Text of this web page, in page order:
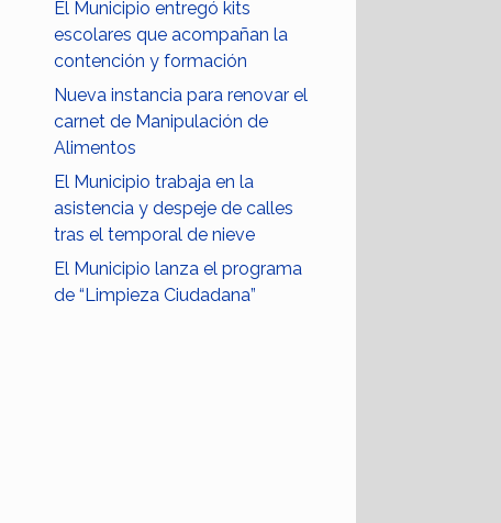
El Municipio entregó kits
escolares que acompañan la
contención y formación
Nueva instancia para renovar el
carnet de Manipulación de
Alimentos
El Municipio trabaja en la
asistencia y despeje de calles
tras el temporal de nieve
El Municipio lanza el programa
de “Limpieza Ciudadana”